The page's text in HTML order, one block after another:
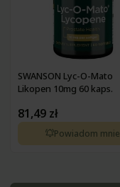
SWANSON Lyc-O-Mato
Likopen 10mg 60 kaps.
81,49 zł
Powiadom mnie